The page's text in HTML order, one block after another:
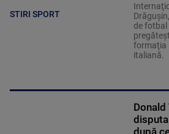
STIRI SPORT
de fotbal
formaţia
italiană.
după